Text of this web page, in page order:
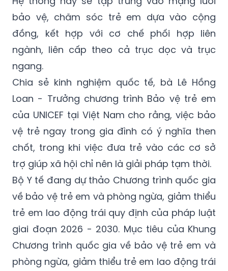
bảo vệ, chăm sóc trẻ em dựa vào cộng
đồng, kết hợp với cơ chế phối hợp liên
ngành, liên cấp theo cả trục dọc và trục
ngang.
Chia sẻ kinh nghiệm quốc tế, bà Lê Hồng
Loan - Trưởng chương trình Bảo vệ trẻ em
của UNICEF tại Việt Nam cho rằng, việc bảo
vệ trẻ ngay trong gia đình có ý nghĩa then
chốt, trong khi việc đưa trẻ vào các cơ sở
trợ giúp xã hội chỉ nên là giải pháp tạm thời.
Bộ Y tế đang dự thảo Chương trình quốc gia
về bảo vệ trẻ em và phòng ngừa, giảm thiểu
trẻ em lao động trái quy định của pháp luật
giai đoạn 2026 - 2030. Mục tiêu của Khung
Chương trình quốc gia về bảo vệ trẻ em và
phòng ngừa, giảm thiểu trẻ em lao động trái